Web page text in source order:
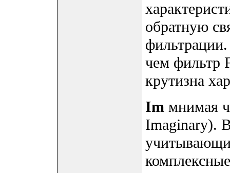
обратную
чем фильтр
крутизна
Im мнимая
Imaginary).